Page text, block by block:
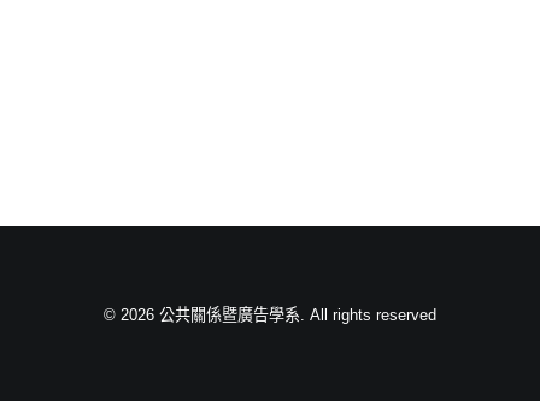
© 2026 公共關係暨廣告學系. All rights reserved